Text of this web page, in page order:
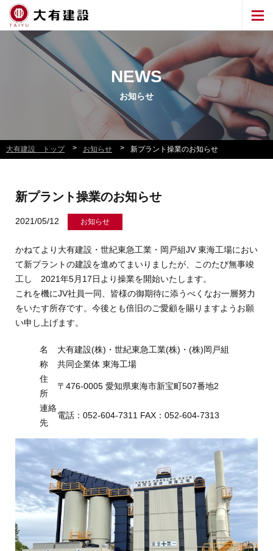
NEWS
お知らせ
大有建設 トップ > お知らせ > 新プラント操業のお知らせ
新プラント操業のお知らせ
2021/05/12 お知らせ
かねてより大有建設・世紀東急工業・岡戸組JV 東海工場におい
て新プラントの建設を進めてまいりましたが、このたび無事竣
工し 2021年5月17日より操業を開始いたします。
これを機にJV社員一同、皆様の御期待に添うべくなお一層努力
をいたす所存です。今後とも倍旧のご愛顧を賜りますようお願
い申し上げます。
名
称
大有建設(株)・世紀東急工業(株)・(株)岡戸組
共同企業体 東海工場
住
所
〒476-0005 愛知県東海市新宝町507番地2
連絡
先
電話：052-604-7311 FAX：052-604-7313